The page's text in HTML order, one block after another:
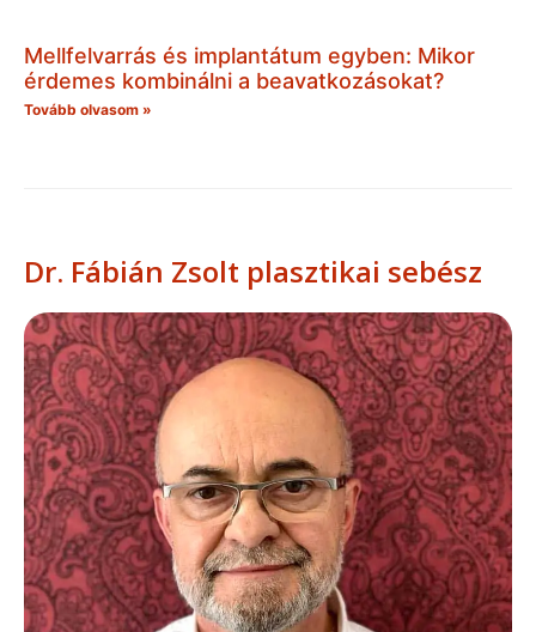
Mellfelvarrás és implantátum egyben: Mikor
érdemes kombinálni a beavatkozásokat?
Tovább olvasom »
Dr. Fábián Zsolt plasztikai sebész